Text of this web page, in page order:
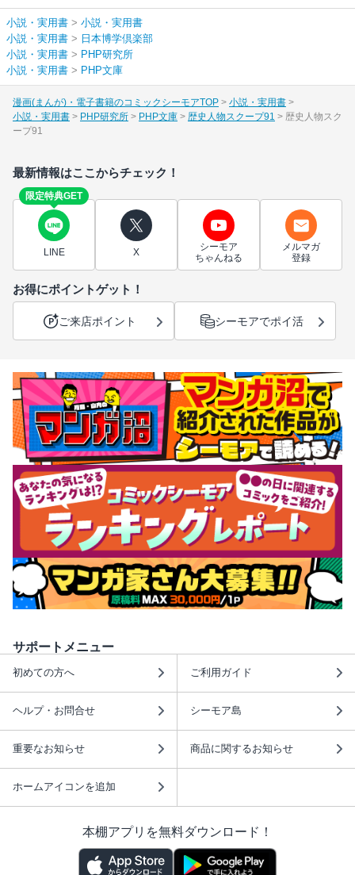
小説・実用書 > 小説・実用書
小説・実用書 > 日本博学倶楽部
小説・実用書 > PHP研究所
小説・実用書 > PHP文庫
漫画(まんが)・電子書籍のコミックシーモアTOP
小説・実用書
小説・実用書
PHP研究所 PHP文庫 歴史人物スクープ91
歴史人物スク
ープ91
最新情報はここからチェック！
限定特典GET
LINE X
シーモア
ちゃんねる
メルマガ
登録
お得にポイントゲット！
ご来店ポイント シーモアでポイ活
サポートメニュー
初めての方へ ご利用ガイド
ヘルプ・お問合せ シーモア島
重要なお知らせ 商品に関するお知らせ
ホームアイコンを追加
本棚アプリを無料ダウンロード！